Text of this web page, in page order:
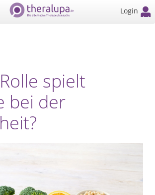
Login
spielt
bei der